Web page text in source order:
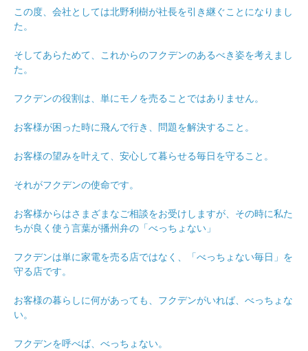
この度、会社としては北野利樹が社長を引き継ぐことになりまし
た。
そしてあらためて、これからのフクデンのあるべき姿を考えまし
た。
フクデンの役割は、単にモノを売ることではありません。
お客様が困った時に飛んで行き、問題を解決すること。
お客様の望みを叶えて、安心して暮らせる毎日を守ること。
それがフクデンの使命です。
お客様からはさまざまなご相談をお受けしますが、その時に私た
ちが良く使う言葉が播州弁の「べっちょない」
フクデンは単に家電を売る店ではなく、「べっちょない毎日」を
守る店です。
お客様の暮らしに何があっても、フクデンがいれば、べっちょな
い。
フクデンを呼べば、べっちょない。